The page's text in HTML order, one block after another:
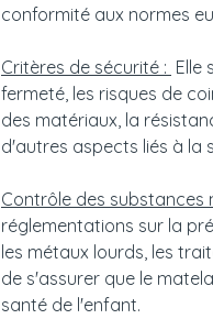
conformité aux normes
Critères de sécurité : Elle
fermeté, les risques de
des matériaux, la
d'autres aspects liés à la
Contrôle des substances
réglementations sur la
les métaux lourds, les
de s'assurer que le
santé de l'enfant.